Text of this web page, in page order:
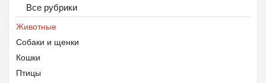
Все рубрики
Животные
Собаки и щенки
Кошки
Птицы